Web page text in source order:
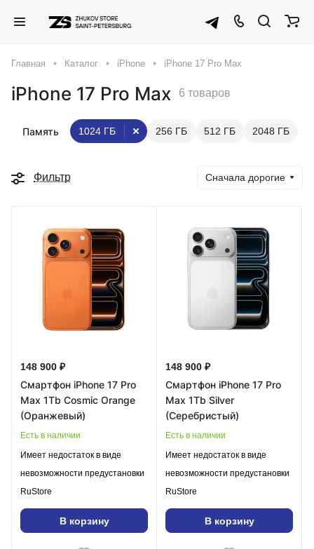
Главная Каталог iPhone iPhone 17 Pro Max
iPhone 17 Pro Max 6 товаров
Память 256 ГБ 512 ГБ
1024 ГБ 2048 ГБ
Фильтр Сначала дорогие
148 900 ₽
Смартфон iPhone 17 Pro
Max 1Tb Cosmic Orange
(Оранжевый)
Есть в наличии
Имеет недостаток в виде
невозможности предустановки
RuStore
В корзину
148 900 ₽
Смартфон iPhone 17 Pro
Max 1Tb Silver
(Серебристый)
Есть в наличии
Имеет недостаток в виде
невозможности предустановки
RuStore
В корзину